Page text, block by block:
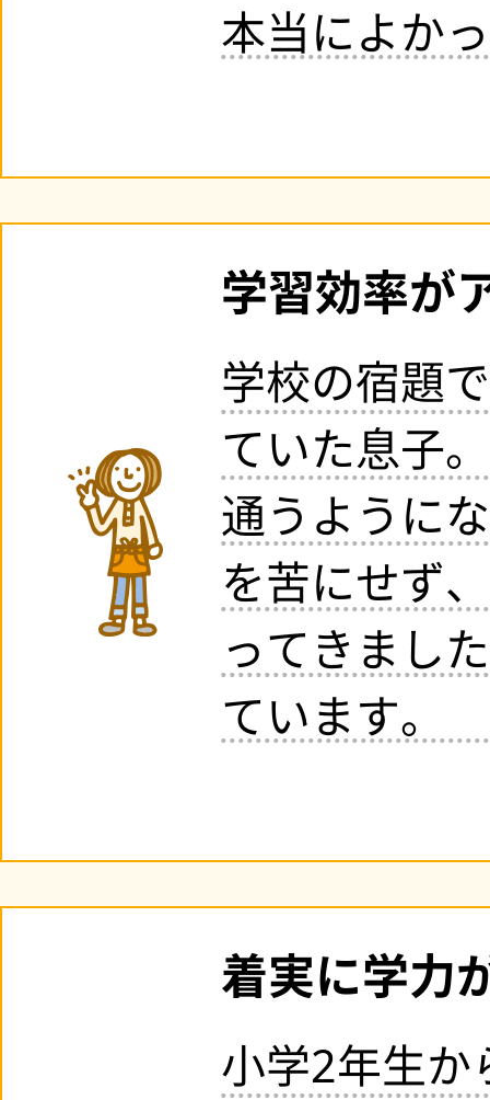
本当によか
学習効率が
学校の宿題
ていた息子
通うように
を苦にせず
ってきまし
ています。
着実に学力
小学2年生か